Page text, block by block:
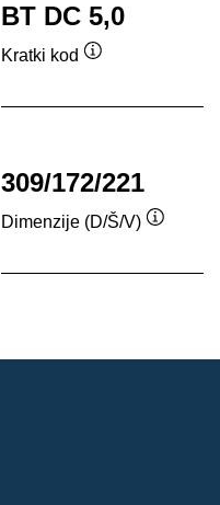
BT DC 5,0
Kratki kod
309/172/221
Dimenzije (D/Š/V)